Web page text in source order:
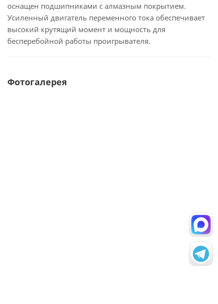
оснащен подшипниками с алмазным покрытием.
Усиленный двигатель переменного тока обеспечивает
высокий крутящий момент и мощность для
бесперебойной работы проигрывателя.
Фотогалерея